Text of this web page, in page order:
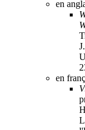
en
en